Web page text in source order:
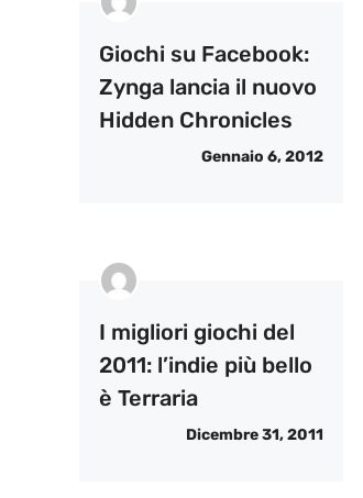
Giochi su Facebook:
Zynga lancia il nuovo
Hidden Chronicles
Gennaio 6, 2012
I migliori giochi del
2011: l’indie più bello
è Terraria
Dicembre 31, 2011